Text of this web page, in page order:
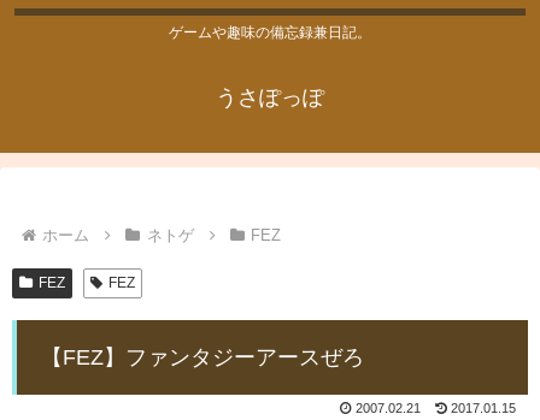
ゲームや趣味の備忘録兼日記。
うさぽっぽ
ホーム ネトゲ FEZ
FEZ FEZ
【FEZ】ファンタジーアースぜろ
2007.02.21 2017.01.15